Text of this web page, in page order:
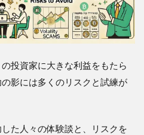
投資家に大きな利益をもたら
影には多くのリスクと試練が
た人々の体験談と、リスクを